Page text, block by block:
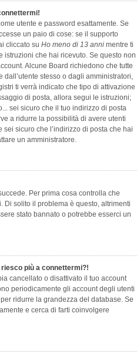
utente e password esattamente. Se
un paio di cose: se il supporto
cliccato su Ho meno di 13 anni mentre ti
che hai ricevuto. Se questo non
Alcune Board richiedono che tutte
dall’utente stesso o dagli amministratori,
ti verrà indicato che tipo di attivazione
di posta, allora segui le istruzioni;
sei sicuro che il tuo indirizzo di posta
a ridurre la possibilità di avere utenti
sicuro che l’indirizzo di posta che hai
un amministratore.
Per prima cosa controlla che
Di solito il problema è questo, altrimenti
stato bannato o potrebbe esserci un
più a connettermi?!
cancellato o disattivato il tuo account
periodicamente gli account degli utenti
ridurre la grandezza del database. Se
e cerca di farti coinvolgere